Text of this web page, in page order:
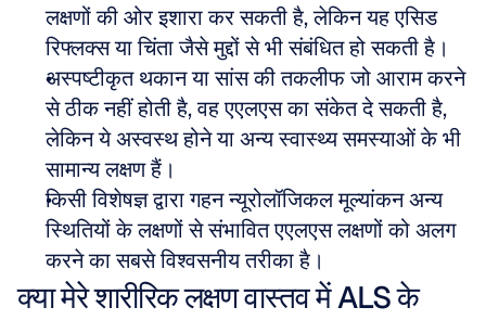
लक्षणों की ओर इशारा कर सकती है, लेकिन यह एसिड
रिफ्लक्स या चिंता जैसे मुद्दों से भी संबंधित हो सकती है।
अस्पष्टीकृत थकान या सांस की तकलीफ जो आराम करने
से ठीक नहीं होती है, वह एएलएस का संकेत दे सकती है,
लेकिन ये अस्वस्थ होने या अन्य स्वास्थ्य समस्याओं के भी
सामान्य लक्षण हैं।
किसी विशेषज्ञ द्वारा गहन न्यूरोलॉजिकल मूल्यांकन अन्य
स्थितियों के लक्षणों से संभावित एएलएस लक्षणों को अलग
करने का सबसे विश्वसनीय तरीका है।
क्या मेरे शारीरिक लक्षण वास्तव में ALS के